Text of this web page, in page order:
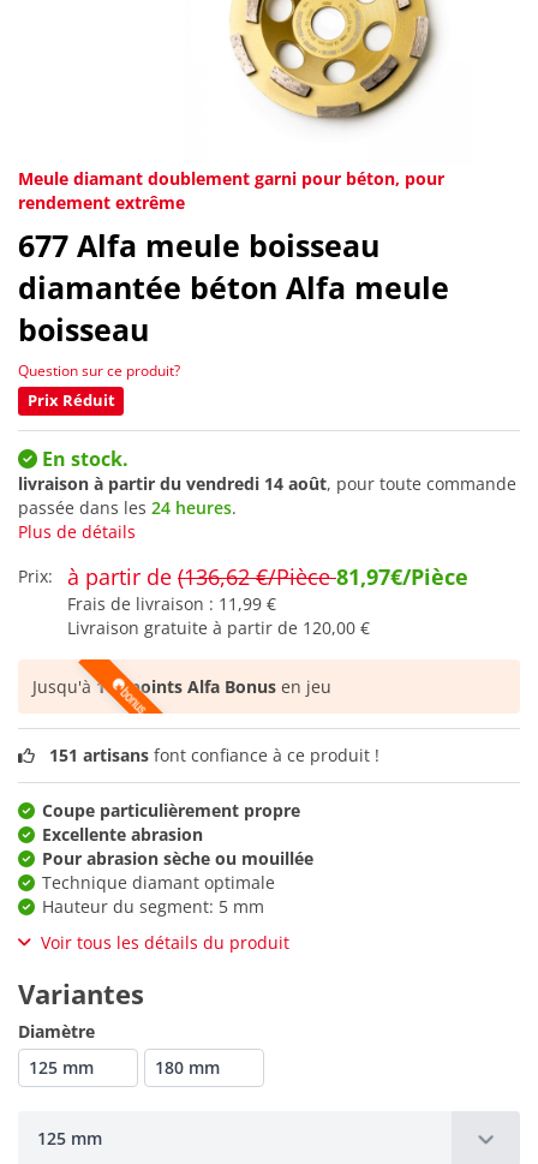
Meule diamant doublement garni pour béton, pour
rendement extrême
677 Alfa meule boisseau
diamantée béton Alfa meule
boisseau
Question sur ce produit?
Prix Réduit
En stock.
livraison à partir du vendredi 14 août, pour toute commande
passée dans les 24 heures.
Plus de détails
Prix:
à partir de (136,62 €/Pièce81,97€/Pièce
Frais de livraison : 11,99 €
Livraison gratuite à partir de 120,00 €
Jusqu'à106 points Alfa Bonus en jeu
151 artisans font confiance à ce produit !
Coupe particulièrement propre
Excellente abrasion
Pour abrasion sèche ou mouillée
Technique diamant optimale
Hauteur du segment: 5 mm
Voir tous les détails du produit
Variantes
Diamètre
125 mm
180 mm
125 mm